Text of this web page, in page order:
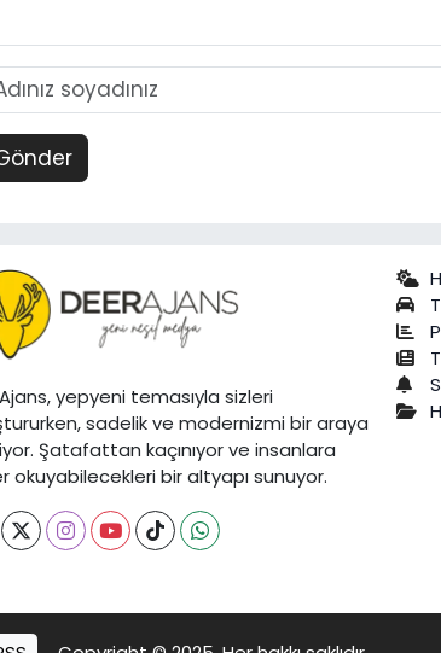
yepyeni temasıyla sizleri
sadelik ve modernizmi bir araya
Şatafattan kaçınıyor ve insanlara
okuyabilecekleri bir altyapı sunuyor.